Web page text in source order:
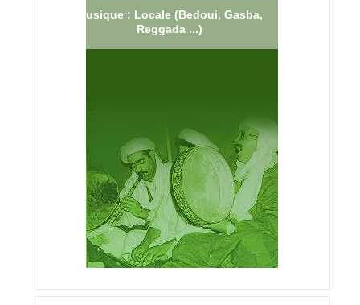
Musique : Locale (Bedoui, Gasba,
Reggada ...)